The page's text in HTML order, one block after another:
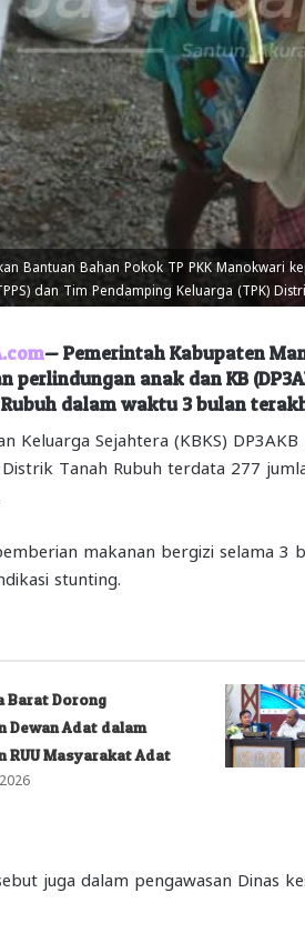
Bantuan Bahan Pokok TP PKK Manokwari
dan Tim Pendamping Keluarga (TPK)
— Pemerintah Kabupaten
perlindungan anak dan KB
dalam waktu 3 bulan
Keluarga Sejahtera (KBKS)
Tanah Rubuh terdata 277
makanan bergizi selama 3
stunting.
Barat Dorong
Dewan Adat dalam
RUU Masyarakat Adat
juga dalam pengawasan Dinas